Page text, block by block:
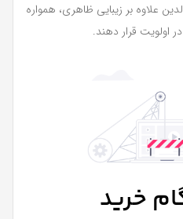
علاوه بر زیبایی ظاهری، همواره
اولویت قرار دهند.
خرید